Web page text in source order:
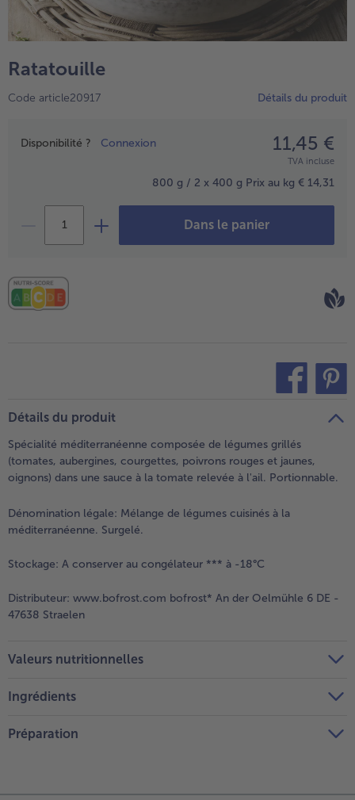
TousPlats cuisinés
Boulangerie & Pâtisserie
TousBoulangerie & Pâtisserie
TousEntrées, Apéritifs & Snacks
Produits non surgelés
TousProduits non surgelés
Ratatouille
Code article20917 Détails du produit
Prix
Disponibilité ? Connexion 11,45 €
TVA incluse
800 g / 2 x 400 g Prix au kg € 14,31
Dans le panier
Détails du produit
Spécialité méditerranéenne composée de légumes grillés
(tomates, aubergines, courgettes, poivrons rouges et jaunes,
oignons) dans une sauce à la tomate relevée à l'ail. Portionnable.
Dénomination légale: Mélange de légumes cuisinés à la
méditerranéenne. Surgelé.
Stockage: A conserver au congélateur *** à -18°C
Distributeur: www.bofrost.com bofrost* An der Oelmühle 6 DE -
47638 Straelen
Valeurs nutritionnelles
Ingrédients
Préparation